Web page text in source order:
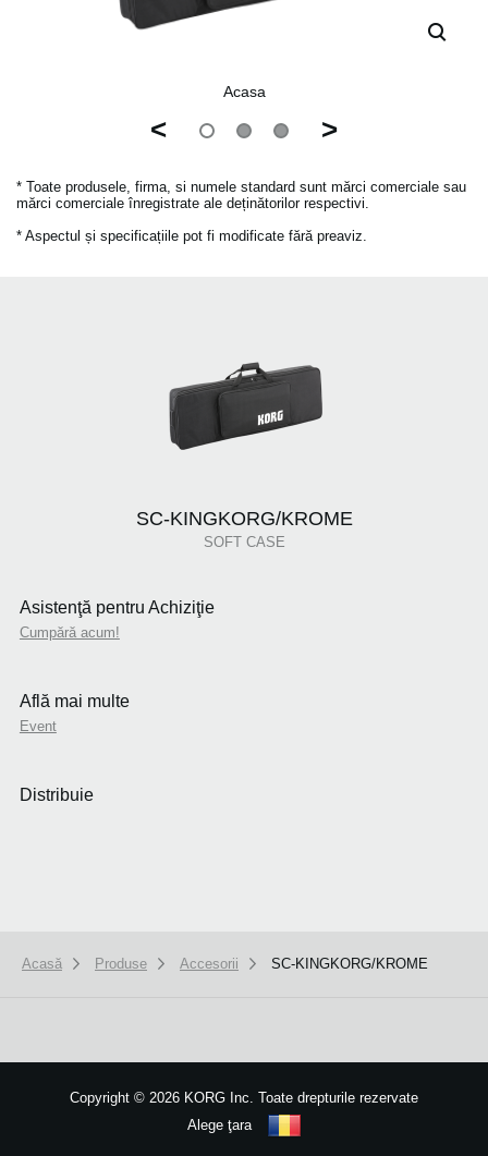
Acasa
< >
* Toate produsele, firma, si numele standard sunt mărci comerciale sau
mărci comerciale înregistrate ale deținătorilor respectivi.
* Aspectul și specificațiile pot fi modificate fără preaviz.
SC-KINGKORG/KROME
SOFT CASE
Asistenţă pentru Achiziţie
Cumpără acum!
Află mai multe
Event
Distribuie
Acasă Produse Accesorii SC-KINGKORG/KROME
Copyright © 2026 KORG Inc. Toate drepturile rezervate
Alege ţara